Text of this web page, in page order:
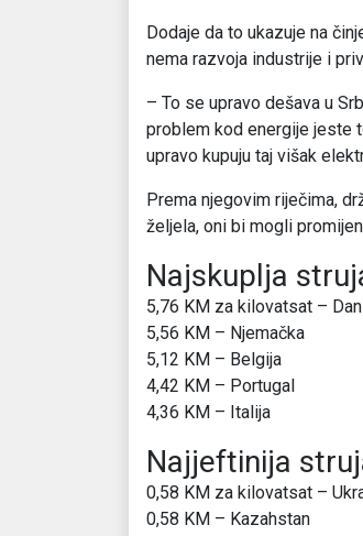
Dodaje da to ukazuje na
nema razvoja industrije i
– To se upravo dešava u
problem kod energije jeste
upravo kupuju taj višak
Prema njegovim riječima,
željela, oni bi mogli
Najskuplja
5,76 KM za kilovatsat –
5,56 KM – Njemačka
5,12 KM – Belgija
4,42 KM – Portugal
4,36 KM – Italija
Najjeftinija
0,58 KM za kilovatsat –
0,58 KM – Kazahstan